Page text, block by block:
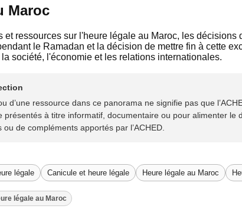
Maroc
et ressources sur l'heure légale au Maroc, les
le Ramadan et la décision de mettre fin à cette
société, l'économie et les relations internationales.
d’une ressource dans ce panorama ne signifie pas que
présentés à titre informatif, documentaire ou pour alimenter le
de compléments apportés par l’ACHED.
légale Canicule et heure légale Heure légale au Maroc
légale au Maroc